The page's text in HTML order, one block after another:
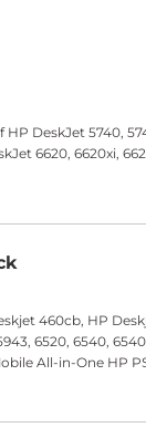
DeskJet 5740,
6620, 6620xi,
460cb, HP
6520, 6540,
All-in-One HP